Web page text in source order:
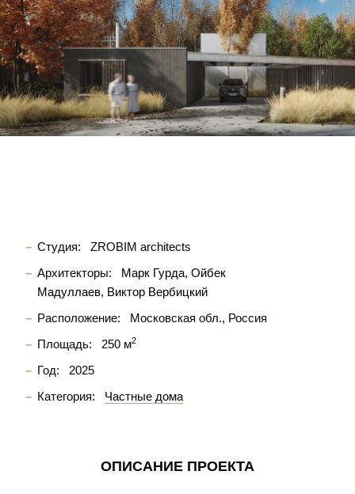
Студия:
ZROBIM architects
Архитекторы:
Марк Гурда Ойбек
Мадуллаев Виктор Вербицкий
Расположение:
Московская обл., Россия
Площадь:
250 м2
Год:
2025
Категория:
Частные дома
ОПИСАНИЕ ПРОЕКТА